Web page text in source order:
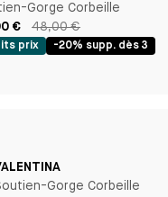
Gorge Corbeille
€
48,00 €
prix -20% supp. dès 3
Gorge Corbeille